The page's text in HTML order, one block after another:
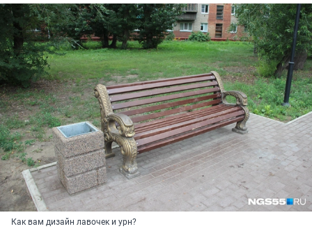
Как вам дизайн лавочек и урн?